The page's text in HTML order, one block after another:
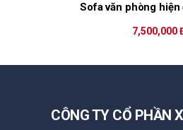
Sofa văn phòng hiện
7,500,000
CÔNG TY CỔ PHẦN